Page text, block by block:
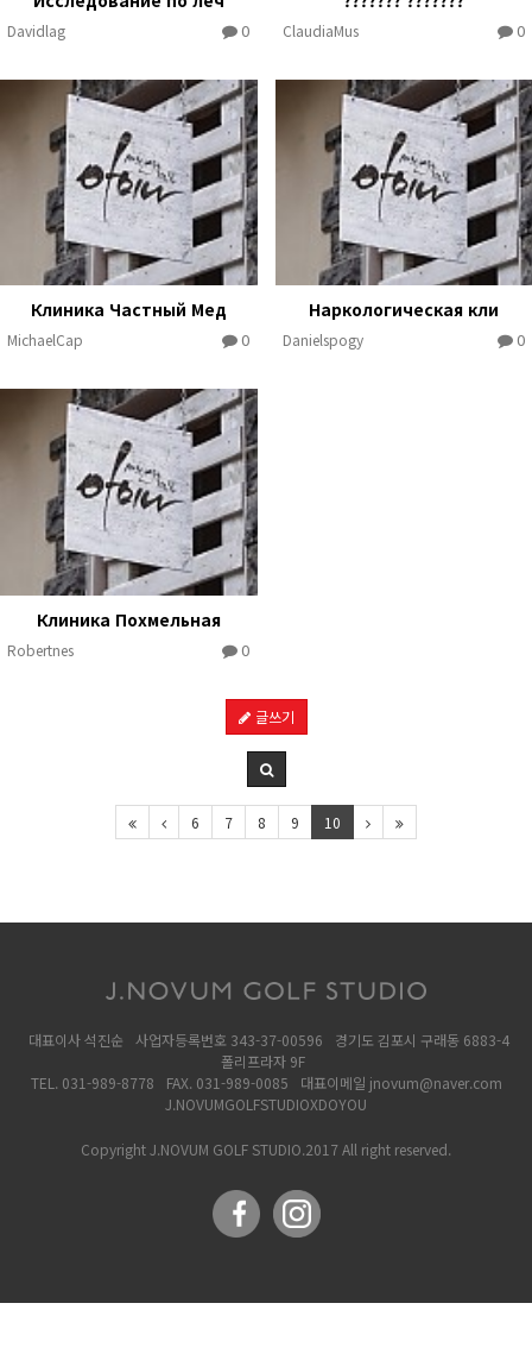
Davidlag 0 ClaudiaMus 0
Клиника Частный Мед
MichaelCap 0
Наркологическая кли
Danielspogy 0
Клиника Похмельная
Robertnes 0
글쓰기
6 7 8 9 10
대표이사 석진순 사업자등록번호 343-37-00596
경기도 김포시 구래동 6883-4
폴리프라자 9F
TEL. 031-989-8778
FAX. 031-989-0085
대표이메일 jnovum@naver.com
J.NOVUMGOLFSTUDIOXDOYOU
Copyright J.NOVUM GOLF STUDIO.2017 All right reserved.